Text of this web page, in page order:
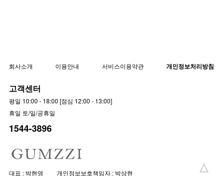
회사소개 이용안내 서비스이용약관 개인정보처리방침
고객센터
평일 10:00 - 18:00 [점심 12:00 - 13:00]
휴일 토/일/공휴일
1544-3896
대표 : 박현영 개인정보보호책임자 : 박상현